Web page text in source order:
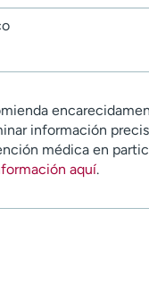
información
médica en
aquí.